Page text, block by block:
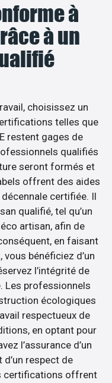
à
à un
choisissez un
telles que
restent gages de
qualifiés
seront formés et
offrent des aides
certifiée. Il
qualifié, tel qu’un
artisan, afin de
en faisant
bénéficiez d’un
l’intégrité de
Les professionnels
écologiques
respectueux de
en optant pour
l’assurance d’un
respect de
certifications offrent